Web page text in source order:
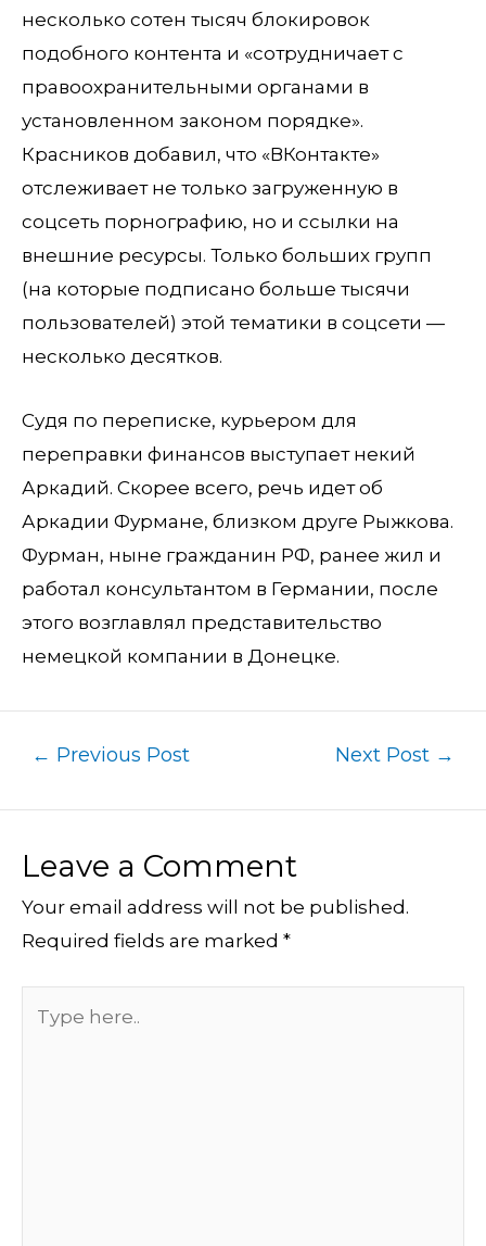
несколько сотен тысяч блокировок
подобного контента и «сотрудничает с
правоохранительными органами в
установленном законом порядке».
Красников добавил, что «ВКонтакте»
отслеживает не только загруженную в
соцсеть порнографию, но и ссылки на
внешние ресурсы. Только больших групп
(на которые подписано больше тысячи
пользователей) этой тематики в соцсети —
несколько десятков.
Судя по переписке, курьером для
переправки финансов выступает некий
Аркадий. Скорее всего, речь идет об
Аркадии Фурмане, близком друге Рыжкова.
Фурман, ныне гражданин РФ, ранее жил и
работал консультантом в Германии, после
этого возглавлял представительство
немецкой компании в Донецке.
← Previous Post Next Post →
Leave a Comment
Your email address will not be published.
Required fields are marked *